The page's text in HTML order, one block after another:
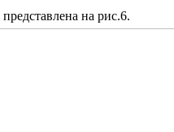
представлена на рис.6.